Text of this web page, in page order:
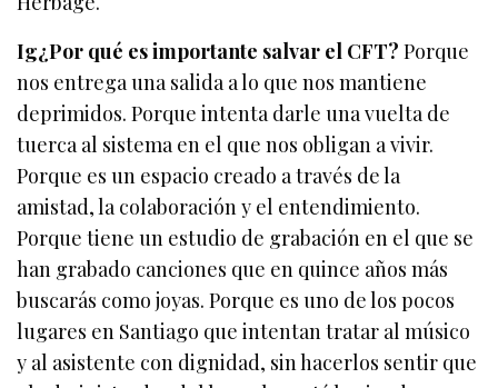
Ig¿Por qué es importante salvar el CFT? Porque
nos entrega una salida a lo que nos mantiene
deprimidos. Porque intenta darle una vuelta de
tuerca al sistema en el que nos obligan a vivir.
Porque es un espacio creado a través de la
amistad, la colaboración y el entendimiento.
Porque tiene un estudio de grabación en el que se
han grabado canciones que en quince años más
buscarás como joyas. Porque es uno de los pocos
lugares en Santiago que intentan tratar al músico
y al asistente con dignidad, sin hacerlos sentir que